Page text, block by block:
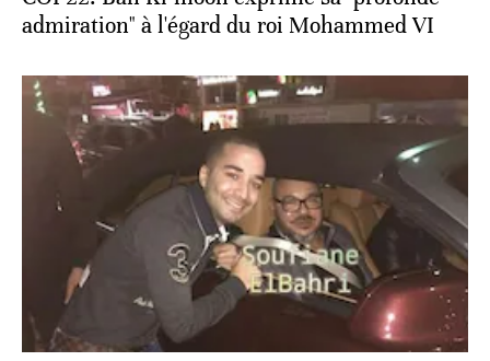
admiration" à l'égard du roi Mohammed VI